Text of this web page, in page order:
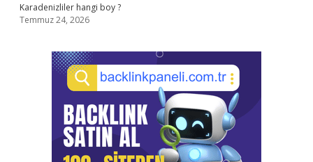
Karadenizliler hangi boy ?
Temmuz 24, 2026